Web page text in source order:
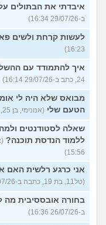
איבדתי את הבתולים על
ב-29/07/26 16:34)
לעשות קרחת ולשים
16:23)
איך להתמודד עם
24, כתב ב-29/07/26 16:14)
מבואס שלא היה לי
הטעם שלי (אנונימי, בן 25, כתב ב-29/07/26 16:05)
שאלה לסטודנטים
ללמוד הנדסת תוכנה?
15:56)
אני כרגע רלשית האם
(טל11, בת 19, כתבה ב-26/07/26 16:47)
בחורה אובססיבית מה
ב-26/07/26 16:36)